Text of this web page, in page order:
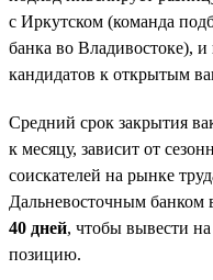
с Иркутском (команда
банка во Владивостоке), и
кандидатов к открытым
Средний срок закрытия
к месяцу, зависит от
соискателей на рынке
Дальневосточным банком
40 дней, чтобы вывести
позицию.